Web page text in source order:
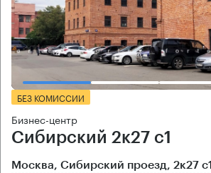
БЕЗ КОМИССИИ
Бизнес-центр
Сибирский 2к27 с1
Москва, Сибирский проезд, 2к27 с1